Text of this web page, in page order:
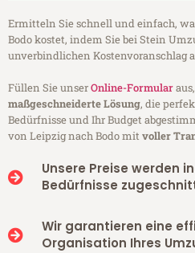
Ermitteln Sie schnell und einfach,
Bodo kostet, indem Sie bei Stein
unverbindlichen Kostenvoranschlag
Füllen Sie unserOnline-Formular
maßgeschneiderte Lösung, die
Bedürfnisse und Ihr Budget
von Leipzig nach Bodo mitvoller
Unsere Preise werden
Bedürfnisse
Wir garantieren eine
Organisation Ihres